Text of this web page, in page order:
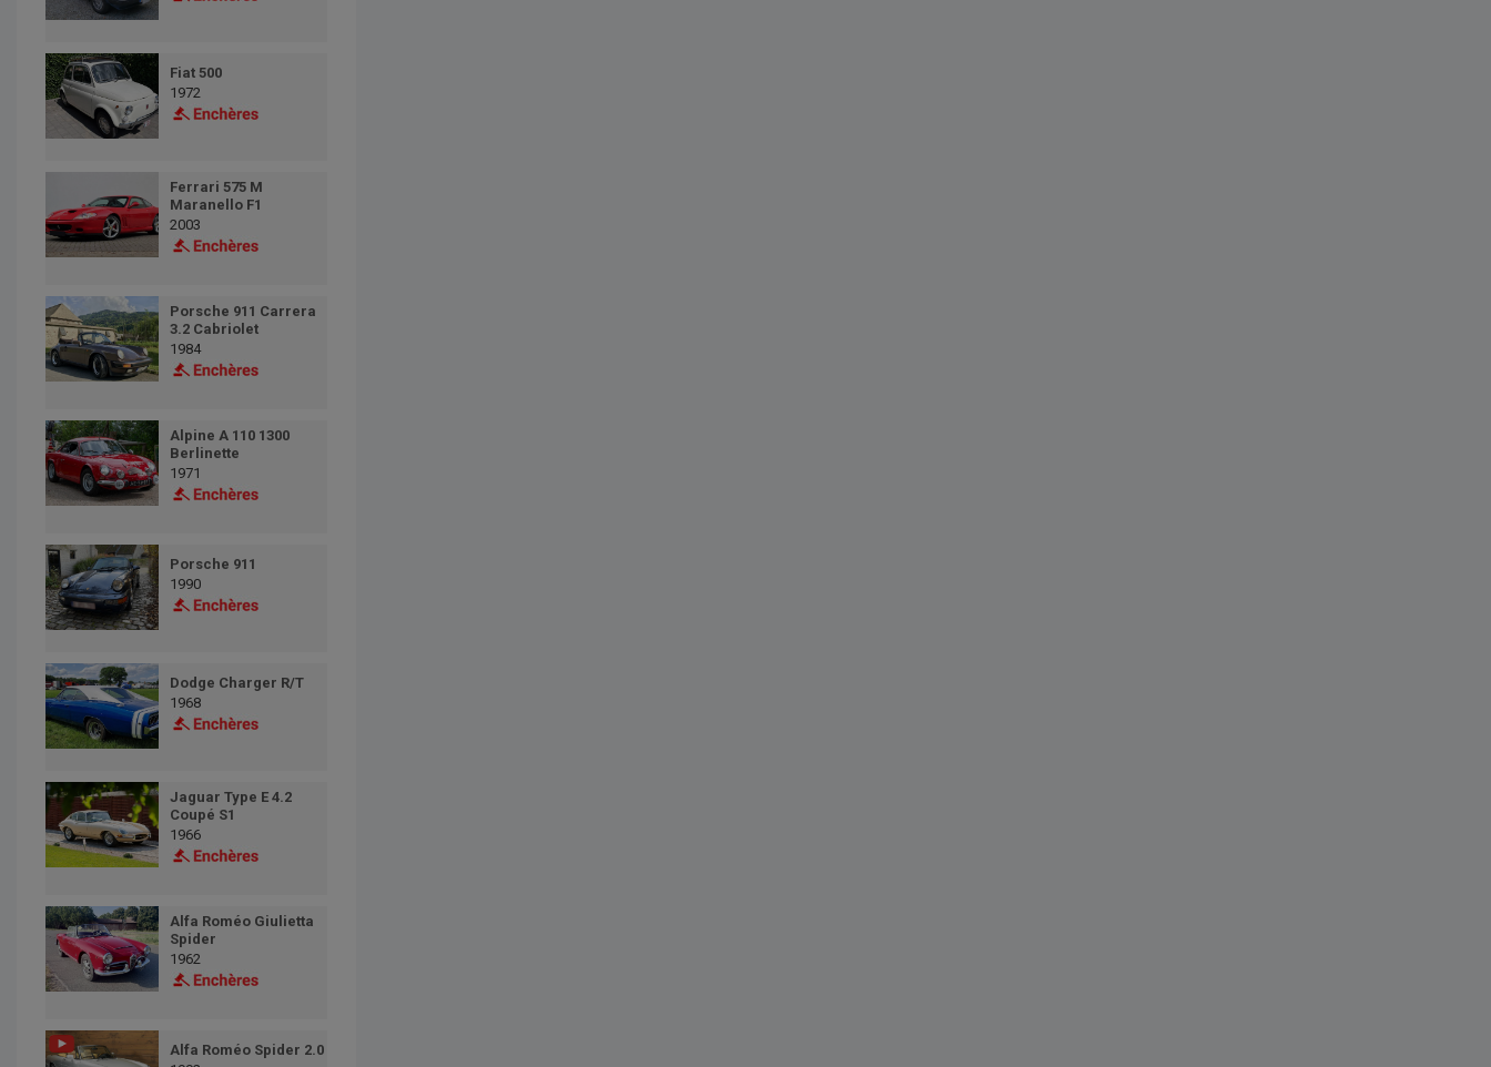
Fiat 500
1972
Ferrari 575 M
Maranello F1
2003
Porsche 911 Carrera
3.2 Cabriolet
1984
Alpine A 110 1300
Berlinette
1971
Porsche 911
1990
Dodge Charger R/T
1968
Jaguar Type E 4.2
Coupé S1
1966
Alfa Roméo Giulietta
Spider
1962
Alfa Roméo Spider 2.0